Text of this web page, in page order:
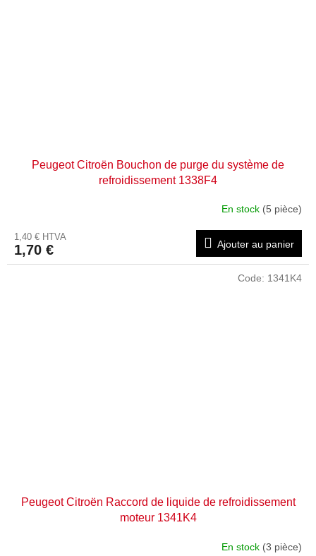
Peugeot Citroën Bouchon de purge du système de
refroidissement 1338F4
En stock (5 pièce)
1,40 € HTVA
1,70 € Ajouter au panier
Peugeot Citroën Raccord de liquide de refroidissement
moteur 1341K4
En stock (3 pièce)
Code: 1341K4